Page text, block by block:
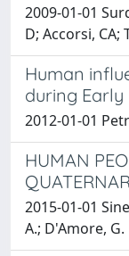
2009-01-01
D; Accorsi, CA;
Human
during Early
2012-01-01
HUMAN
2015-01-01
A.; D'Amore, G.